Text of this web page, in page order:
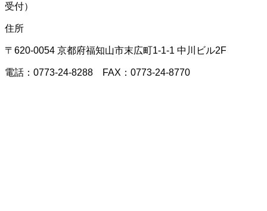
受付）
住所
〒620-0054 京都府福知山市末広町1-1-1 中川ビル2F
電話：0773-24-8288 FAX：0773-24-8770